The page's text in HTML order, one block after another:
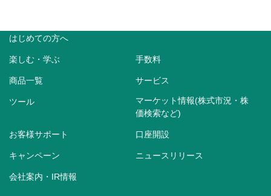
はじめての方へ
楽しむ・学ぶ 手数料
商品一覧 サービス
ツール
マーケット情報(株式市況・株
価検索など)
お客様サポート 口座開設
キャンペーン ニュースリリース
会社案内・IR情報